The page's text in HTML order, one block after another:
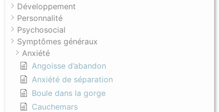
Développement
Personnalité
Psychosocial
Symptômes généraux
Anxiété
Angoisse d’abandon
Anxiété de séparation
Boule dans la gorge
Cauchemars